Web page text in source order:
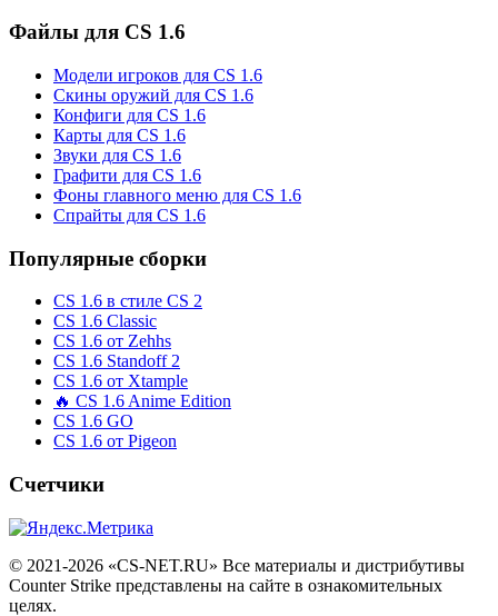
Файлы для CS 1.6
Модели игроков для CS 1.6
Скины оружий для CS 1.6
Конфиги для CS 1.6
Карты для CS 1.6
Звуки для CS 1.6
Графити для CS 1.6
Фоны главного меню для CS 1.6
Спрайты для CS 1.6
Популярные сборки
CS 1.6 в стиле CS 2
CS 1.6 Classic
CS 1.6 от Zehhs
CS 1.6 Standoff 2
CS 1.6 от Xtample
🔥 CS 1.6 Anime Edition
CS 1.6 GO
CS 1.6 от Pigeon
Счетчики
© 2021-2026 «CS-NET.RU» Все материалы и дистрибутивы
Counter Strike представлены на сайте в ознакомительных
целях.